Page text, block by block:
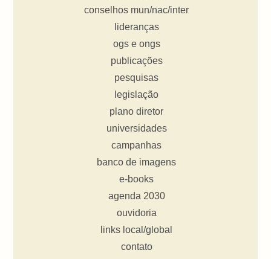
conselhos mun/nac/inter
lideranças
ogs e ongs
publicações
pesquisas
legislação
plano diretor
universidades
campanhas
banco de imagens
e-books
agenda 2030
ouvidoria
links local/global
contato